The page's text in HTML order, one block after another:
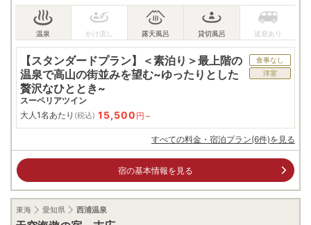
【スタンダードプラン】＜素泊り＞最上階の
温泉で高山の街並みを望む~ゆったりとした
贅沢なひととき~
スーペリアツイン
食事なし
洋室
大人1名あたり (税込) 15,500 円~
すべての料金・宿泊プラン(6件)を見る
宿の基本情報を見る
東海 愛知県 西浦温泉